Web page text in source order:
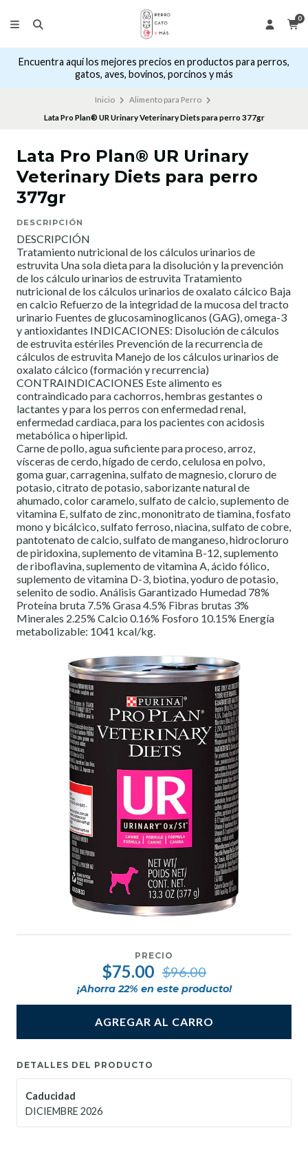
0
Encuentra aquí los mejores precios en productos para perros,
gatos, aves, bovinos, porcinos y más
Inicio
Alimento para Perro
Lata Pro Plan® UR Urinary Veterinary Diets para perro 377gr
Lata Pro Plan® UR Urinary
Veterinary Diets para perro
377gr
DESCRIPCIÓN
DESCRIPCIÓN
Tratamiento nutricional de los cálculos urinarios de
estruvita Una sola dieta para la disolución y la prevención
de los cálculo urinarios de estruvita Tratamiento
nutricional de los cálculos urinarios de oxalato cálcico Baja
en calcio Refuerzo de la integridad de la mucosa del tracto
urinario Fuentes de glucosaminoglicanos (GAG), omega-3
y antioxidantes INDICACIONES: Disolución de cálculos
de estruvita estériles Prevención de la recurrencia de
cálculos de estruvita Manejo de los cálculos urinarios de
oxalato cálcico (formación y recurrencia)
CONTRAINDICACIONES Este alimento es
contraindicado para cachorros, hembras gestantes o
lactantes y para los perros con enfermedad renal,
enfermedad cardiaca, para los pacientes con acidosis
metabólica o hiperlipid.
Carne de pollo, agua suficiente para proceso, arroz,
vísceras de cerdo, hígado de cerdo, celulosa en polvo,
goma guar, carragenina, sulfato de magnesio, cloruro de
potasio, citrato de potasio, saborizante natural de
ahumado, color caramelo, sulfato de calcio, suplemento de
vitamina E, sulfato de zinc, mononitrato de tiamina, fosfato
mono y bicálcico, sulfato ferroso, niacina, sulfato de cobre,
pantotenato de calcio, sulfato de manganeso, hidrocloruro
de piridoxina, suplemento de vitamina B-12, suplemento
de riboflavina, suplemento de vitamina A, ácido fólico,
suplemento de vitamina D-3, biotina, yoduro de potasio,
selenito de sodio. Análisis Garantizado Humedad 78%
Proteína bruta 7.5% Grasa 4.5% Fibras brutas 3%
Minerales 2.25% Calcio 0.16% Fosforo 10.15% Energía
metabolizable: 1041 kcal/kg.
PRECIO
$75.00 $96.00
¡Ahorra 22% en este producto!
AGREGAR AL CARRO
DETALLES DEL PRODUCTO
Caducidad
DICIEMBRE 2026